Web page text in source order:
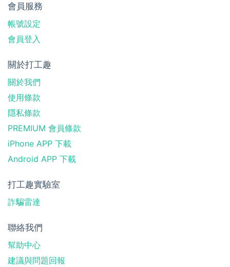
會員服務
帳號設定
會員登入
關於打工趣
關於我們
使用條款
隱私條款
PREMIUM 會員條款
iPhone APP 下載
Android APP 下載
打工趣實驗室
詐騙雷達
聯絡我們
幫助中心
建議與問題回報